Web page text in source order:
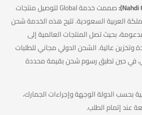
صممت خدمة Global لتوصيل منتجات
العربية السعودية. تتيح هذه الخدمة شحن
بحيث تصل المنتجات العالمية إلى
وتخزين عالية. الشحن الدولي مجاني للطلبات
ريال سعودي، في حين تطبق رسوم شحن بقيمة محددة
بحسب الدولة الوجهة وإجراءات الجمارك،
عند إتمام الطلب.